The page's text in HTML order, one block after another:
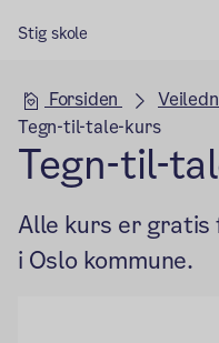
Stig skole
Forsiden
Tegn-til-tale-kurs
Tegn-til-
Alle kurs er
i Oslo kommune.